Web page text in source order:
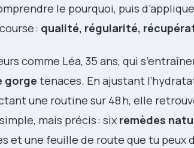
le pourquoi, puis
: qualité, régularité,
comme Léa, 35 ans, qui
gorge tenaces. En ajustant
une routine sur 48 h, elle
mais précis : six remèdes
et une feuille de route que tu peux